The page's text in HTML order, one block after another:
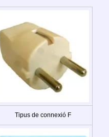
Tipus de connexió F